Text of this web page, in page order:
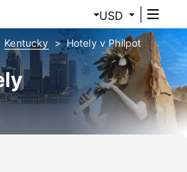
USD
Kentucky Hotely v Philpot